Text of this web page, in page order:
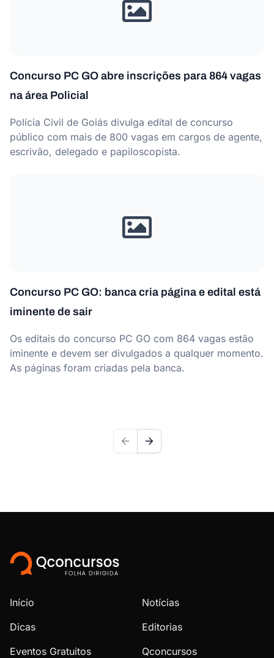
Concurso PC GO abre inscrições para 864 vagas
na área Policial
Polícia Civil de Goiás divulga edital de concurso
público com mais de 800 vagas em cargos de agente,
escrivão, delegado e papiloscopista.
Concurso PC GO: banca cria página e edital está
iminente de sair
Os editais do concurso PC GO com 864 vagas estão
iminente e devem ser divulgados a qualquer momento.
As páginas foram criadas pela banca.
Início
Notícias
Dicas
Editorias
Eventos Gratuitos
Qconcursos